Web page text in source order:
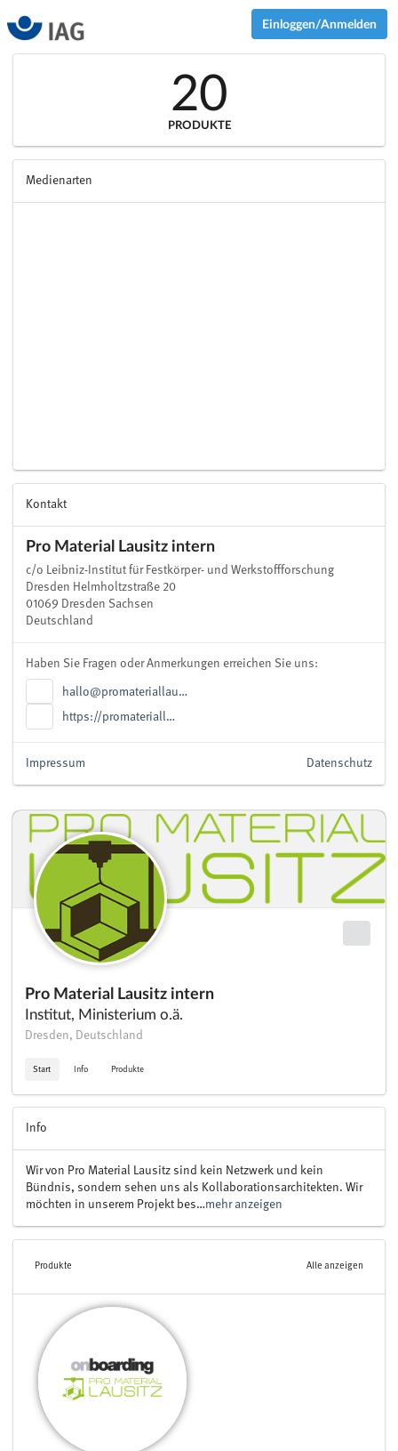
Einloggen/Anmelden
Pro Material Lausitz intern
Institut, Ministerium o.ä.
Dresden, Deutschland
Start Info Produkte
Info
Wir von Pro Material Lausitz sind kein Netzwerk und kein
Bündnis, sondern sehen uns als Kollaborationsarchitekten. Wir
möchten in unserem Projekt bes…mehr anzeigen
Produkte Alle anzeigen
20
PRODUKTE
Medienarten
Kontakt
Pro Material Lausitz intern
c/o Leibniz-Institut für Festkörper- und Werkstoffforschung
Dresden Helmholtzstraße 20
01069 Dresden Sachsen
Deutschland
Haben Sie Fragen oder Anmerkungen erreichen Sie uns:
hallo@promateriallau…
https://promateriall…
Datenschutz
Impressum